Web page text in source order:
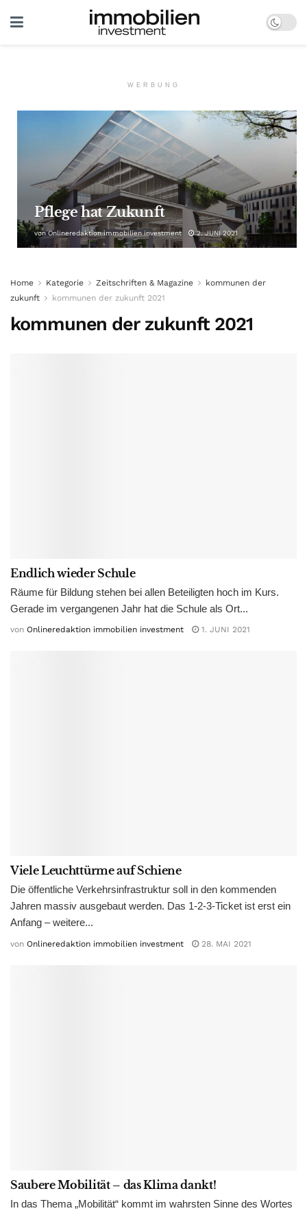
WERBUNG
Pflege hat Zukunft
von Onlineredaktion immobilien investment 2. JUNI 2021
Home Kategorie Zeitschriften & Magazine
kommunen der
zukunft
kommunen der zukunft 2021
kommunen der zukunft 2021
Endlich wieder Schule
Räume für Bildung stehen bei allen Beteiligten hoch im Kurs.
Gerade im vergangenen Jahr hat die Schule als Ort...
von Onlineredaktion immobilien investment 1. JUNI 2021
Viele Leuchttürme auf Schiene
Die öffentliche Verkehrsinfrastruktur soll in den kommenden
Jahren massiv ausgebaut werden. Das 1-2-3-Ticket ist erst ein
Anfang – weitere...
von Onlineredaktion immobilien investment 28. MAI 2021
Saubere Mobilität – das Klima dankt!
In das Thema „Mobilität“ kommt im wahrsten Sinne des Wortes